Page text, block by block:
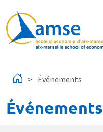
Événements
Événements